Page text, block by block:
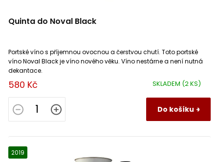
Quinta do Noval Black
SKLADEM (2 KS)
580 Kč
Do košíku
Portské víno s příjemnou ovocnou a čerstvou chutí. Toto portské
víno Noval Black je víno nového věku. Víno nestárne a není nutná
dekantace.
2019